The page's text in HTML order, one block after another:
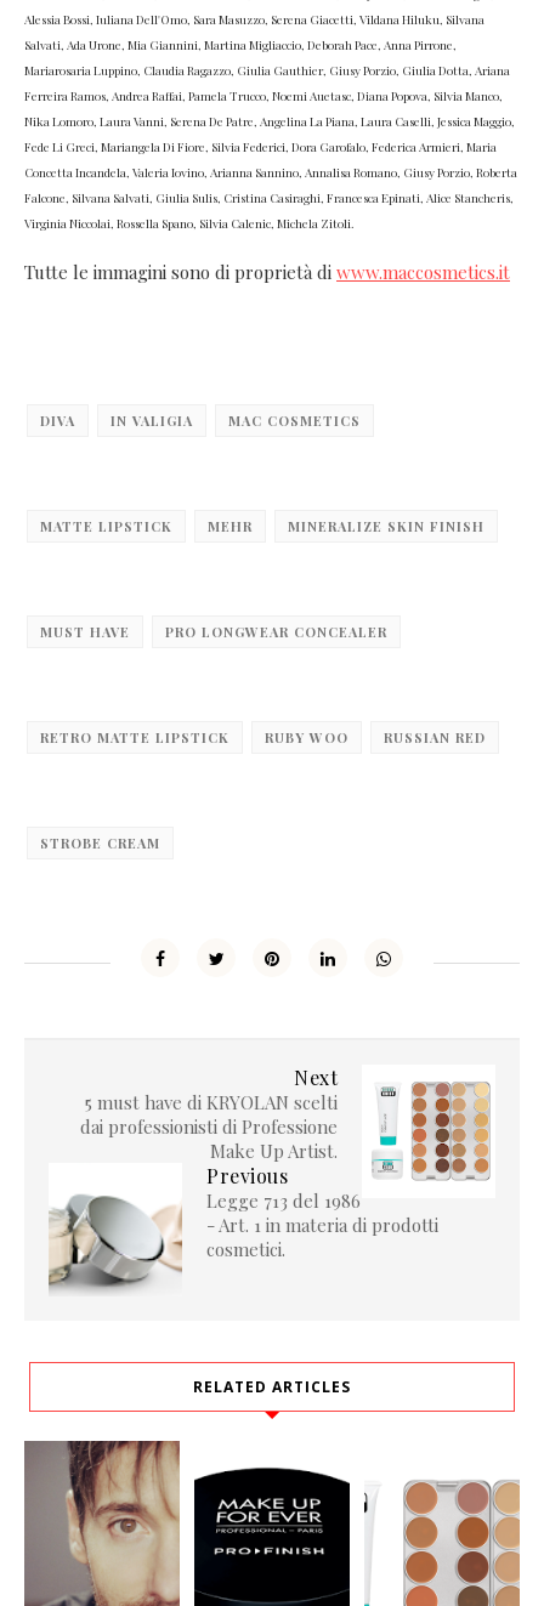
Alessia Bossi, Iuliana Dell'Omo, Sara Masuzzo, Serena Giacetti, Vildana Hiluku, Silvana
Salvati, Ada Urone, Mia Giannini, Martina Migliaccio, Deborah Pace, Anna Pirrone,
Mariarosaria Luppino, Claudia Ragazzo, Giulia Gauthier, Giusy Porzio, Giulia Dotta, Ariana
Ferreira Ramos, Andrea Raffai, Pamela Trucco, Noemi Auetasc, Diana Popova, Silvia Manco,
Nika Lomoro, Laura Vanni, Serena De Patre, Angelina La Piana, Laura Caselli, Jessica Maggio,
Fede Li Greci, Mariangela Di Fiore, Silvia Federici, Dora Garofalo, Federica Armieri, Maria
Concetta Incandela, Valeria Iovino, Arianna Sannino, Annalisa Romano, Giusy Porzio, Roberta
Falcone, Silvana Salvati, Giulia Sulis, Cristina Casiraghi, Francesca Epinati, Alice Stancheris,
Virginia Niccolai, Rossella Spano, Silvia Calenic, Michela Zitoli.
Tutte le immagini sono di proprietà di www.maccosmetics.it
DIVA IN VALIGIA MAC COSMETICS
MATTE LIPSTICK MEHR MINERALIZE SKIN FINISH
MUST HAVE PRO LONGWEAR CONCEALER
RETRO MATTE LIPSTICK RUBY WOO RUSSIAN RED
STROBE CREAM
Next
5 must have di KRYOLAN scelti
dai professionisti di Professione
Make Up Artist.
Previous
Legge 713 del 1986
- Art. 1 in materia di prodotti
cosmetici.
RELATED ARTICLES